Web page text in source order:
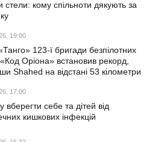
стели: кому спільноти дякують за
19:00
123-ї бригади безпілотних
Оріона» встановив рекорд,
Shahed на відстані 53 кілометри
17:00
вберегти себе та дітей від
кишкових інфекцій